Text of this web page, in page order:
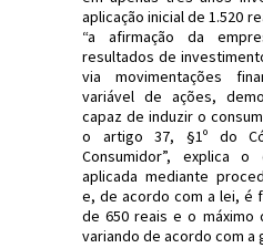
aplicação inicial de 1.520
“a afirmação da
resultados de
via movimentações
variável de ações,
capaz de induzir o
o artigo 37, §1º do
Consumidor”, explica
aplicada mediante
e, de acordo com a lei, é
de 650 reais e o máximo
variando de acordo com a